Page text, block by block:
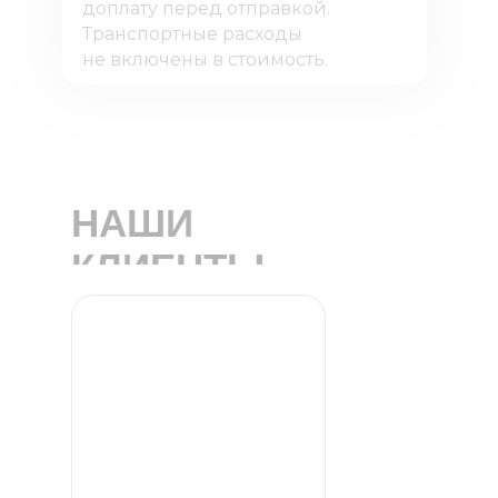
доплату перед отправкой.
Транспортные расходы
не включены в стоимость.
НАШИ
КЛИЕНТЫ